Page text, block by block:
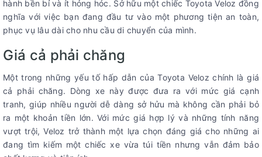
hành bền bỉ và ít hỏng hóc. Sở hữu một chiếc Toyota Veloz đồng
nghĩa với việc bạn đang đầu tư vào một phương tiện an toàn,
phục vụ lâu dài cho nhu cầu di chuyển của mình.
Giá cả phải chăng
Một trong những yếu tố hấp dẫn của Toyota Veloz chính là giá
cả phải chăng. Dòng xe này được đưa ra với mức giá cạnh
tranh, giúp nhiều người dễ dàng sở hửu mà không cần phải bỏ
ra một khoản tiền lớn. Với mức giá hợp lý và những tính năng
vượt trội, Veloz trở thành một lựa chọn đáng giá cho những ai
đang tìm kiếm một chiếc xe vừa túi tiền nhưng vẫn đảm bảo